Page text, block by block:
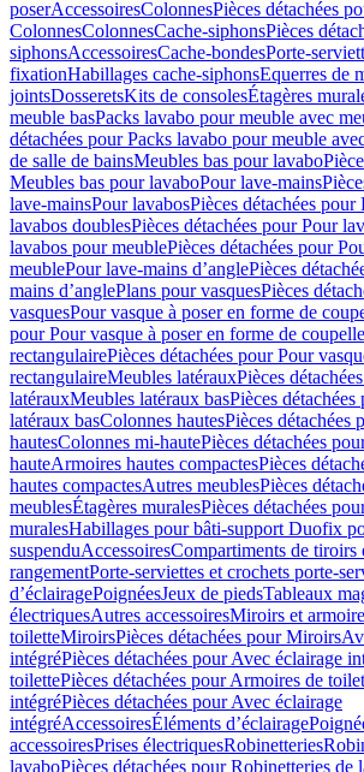
poserAccessoiresColonnesPièces détachées
ColonnesColonnesCache-siphonsPièces
siphonsAccessoiresCache-bondesPorte-
fixationHabillages cache-siphonsEquerres de
jointsDosseretsKits de consolesÉtagères
meuble basPacks lavabo pour meuble avec
détachées pour Packs lavabo pour meuble
de salle de bainsMeubles bas pour lavabo
Meubles bas pour lavaboPour lave-mains
lave-mainsPour lavabosPièces détachées pour
lavabos doublesPièces détachées pour Pour
lavabos pour meublePièces détachées pour
meublePour lave-mains d’anglePièces
mains d’anglePlans pour vasquesPièces
vasquesPour vasque à poser en forme de
pour Pour vasque à poser en forme de coupelle
rectangulairePièces détachées pour Pour
rectangulaireMeubles latérauxPièces
latérauxMeubles latéraux basPièces
latéraux basColonnes hautesPièces détachées
hautesColonnes mi-hautePièces détachées
hauteArmoires hautes compactesPièces
hautes compactesAutres meublesPièces
meublesÉtagères muralesPièces détachées
muralesHabillages pour bâti-support Duofix
suspenduAccessoiresCompartiments de tiroirs
rangementPorte-serviettes et crochets porte-
d’éclairagePoignéesJeux de piedsTableaux
électriquesAutres accessoiresMiroirs et
toiletteMiroirsPièces détachées pour Miroirs
intégréPièces détachées pour Avec éclairage
toilettePièces détachées pour Armoires de
intégréPièces détachées pour Avec éclairage
intégréAccessoiresÉléments d’éclairage
accessoiresPrises électriquesRobinetteries
lavaboPièces détachées pour Robinetteries de